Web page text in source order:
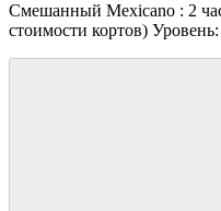
Смешанный Mexicano : 2
стоимости кортов)